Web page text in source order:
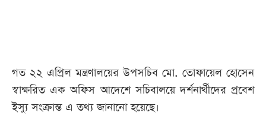
পেপার
গত ২২ এপ্রিল মন্ত্রণালয়ের উপসচিব মো. তোফায়েল হোসেন
স্বাক্ষরিত এক অফিস আদেশে সচিবালয়ে দর্শনার্থীদের প্রবেশ
ইস্যু সংক্রান্ত এ তথ্য জানানো হয়েছে।